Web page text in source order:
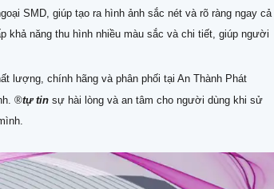
SMD, giúp tạo ra hình ảnh sắc nét và rõ ràng ngay cả
khả năng thu hình nhiều màu sắc và chi tiết, giúp người
lượng, chính hãng và phân phối tại An Thành Phát
®️tự tin sự hài lòng và an tâm cho người dùng khi sử